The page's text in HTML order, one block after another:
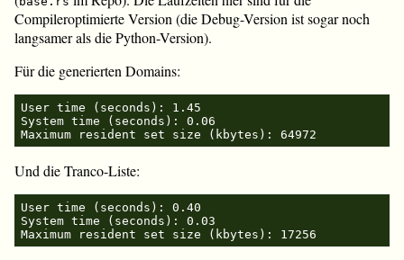
Compileroptimierte Version (die Debug-Version ist sogar noch
langsamer als die Python-Version).
Für die generierten Domains:
User time (seconds): 1.45
System time (seconds): 0.06
Und die Tranco-Liste:
User time (seconds): 0.40
System time (seconds): 0.03